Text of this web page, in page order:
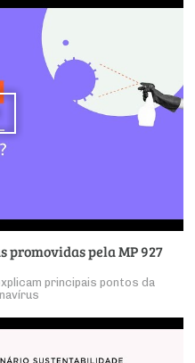
promovidas pela MP 927
principais pontos da